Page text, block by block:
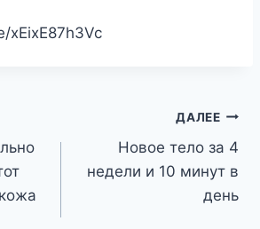
xEixE87h3Vc
ДАЛЕЕ
Новое тело за 4
недели и 10 минут в
день